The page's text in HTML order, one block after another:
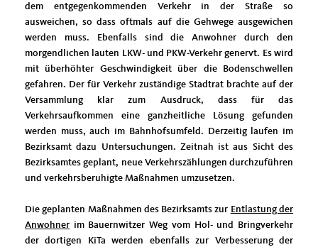
dem entgegenkommenden Verkehr in der Straße so
ausweichen, so dass oftmals auf die Gehwege ausgewichen
werden muss. Ebenfalls sind die Anwohner durch den
morgendlichen lauten LKW- und PKW-Verkehr genervt. Es wird
mit überhöhter Geschwindigkeit über die Bodenschwellen
gefahren. Der für Verkehr zuständige Stadtrat brachte auf der
Versammlung klar zum Ausdruck, dass für das
Verkehrsaufkommen eine ganzheitliche Lösung gefunden
werden muss, auch im Bahnhofsumfeld. Derzeitig laufen im
Bezirksamt dazu Untersuchungen. Zeitnah ist aus Sicht des
Bezirksamtes geplant, neue Verkehrszählungen durchzuführen
und verkehrsberuhigte Maßnahmen umzusetzen.
Die geplanten Maßnahmen des Bezirksamts zur Entlastung der
Anwohner im Bauernwitzer Weg vom Hol- und Bringverkehr
der dortigen KiTa werden ebenfalls zur Verbesserung der